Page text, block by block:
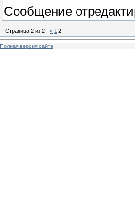
Сообщение
Страница 2 из 2 « 1 2
Полная версия сайта